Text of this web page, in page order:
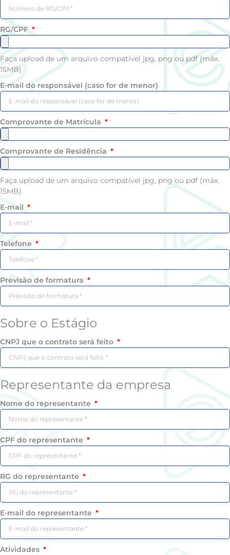
RG/CPF
Faça upload de um arquivo compatível jpg, png ou pdf (máx.
15MB)
E-mail do responsável (caso for de menor)
Comprovante de Matrícula
Comprovante de Residência
Faça upload de um arquivo compatível jpg, png ou pdf (máx.
15MB)
E-mail
Telefone
Previsão de formatura
Sobre o Estágio
CNPJ que o contrato será feito
Representante da empresa
Nome do representante
CPF do representante
RG do representante
E-mail do representante
Atividades